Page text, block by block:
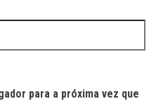
para a próxima vez que